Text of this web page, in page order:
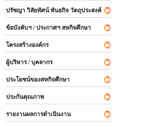
ปรัชญา วิสัยทัศน์ พันธกิจ วัตถุประสงค์
ข้อบังคับฯ / ประกาศฯ สหกิจศึกษา
โครงสร้างองค์กร
ผู้บริหาร / บุคลากร
ประโยชน์ของสหกิจศึกษา
ประกันคุณภาพ
รายงานผลการดำเนินงาน